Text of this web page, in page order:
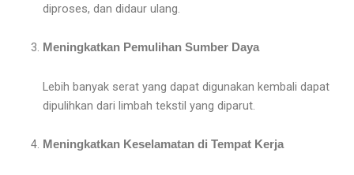
diproses, dan didaur ulang.
Meningkatkan Pemulihan Sumber Daya
Lebih banyak serat yang dapat digunakan kembali dapat
dipulihkan dari limbah tekstil yang diparut.
Meningkatkan Keselamatan di Tempat Kerja